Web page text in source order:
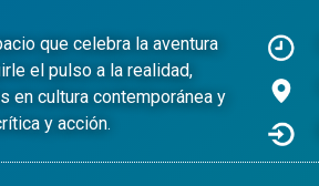
que celebra la aventura
el pulso a la realidad,
en cultura contemporánea y
y acción.